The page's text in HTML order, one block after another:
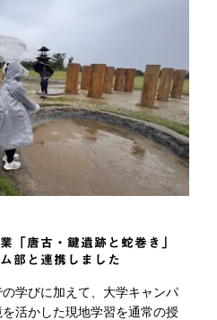
「唐古・鍵遺跡と蛇巻き」
部と連携しました
学びに加えて、大学キャンパ
活かした現地学習を通常の授